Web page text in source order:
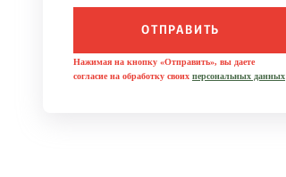
ОТПРАВИТЬ
Нажимая на кнопку «Отправить», вы даете
согласие на обработку своих персональных данных